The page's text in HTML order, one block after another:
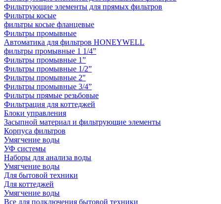
Фильтрующие элементы для прямых фильтров
Фильтры косые
фильтры косые фланцевые
Фильтры промывные
Автоматика для фильтров HONEYWELL
фильтры промывные 1 1/4”
Фильтры промывные 1”
Фильтры промывные 1/2”
Фильтры промывные 2"
Фильтры промывные 3/4”
Фильтры прямые резьбовые
Фильтрация для коттеджей
Блоки управления
Засыпной материал и фильтрующие элементы
Корпуса фильтров
Умягчение воды
УФ системы
Наборы для анализа воды
Умягчение воды
Для бытовой техники
Для коттеджей
Умягчение воды
Все для подключения бытовой техники